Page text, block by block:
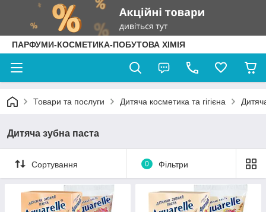
ПАРФУМИ-КОСМЕТИКА-ПОБУТОВА ХІМІЯ
Товари та послуги Дитяча косметика та гігієна
Дитяча зубна паста
Сортування 0 Фільтри